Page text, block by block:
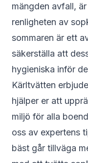
mängden avfall,
renligheten av
sommaren är ett
säkerställa att
hygieniska inför
Kärltvätten
hjälper er att
miljö för alla
oss av expertens
bäst går tillväga